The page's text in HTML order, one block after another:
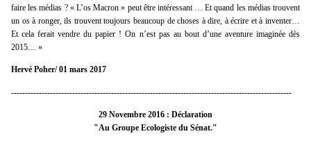
faire les médias ? « L’os Macron » peut être intéressant … Et quand les médias trouvent
un os à ronger, ils trouvent toujours beaucoup de choses à dire, à écrire et à inventer…
Et cela ferait vendre du papier ! On n’est pas au bout d’une aventure imaginée dès
2015… »
Hervé Poher/ 01 mars 2017
-----------------------------------------------------------------------------------------------------
29 Novembre 2016 : Déclaration
"Au Groupe Ecologiste du Sénat."